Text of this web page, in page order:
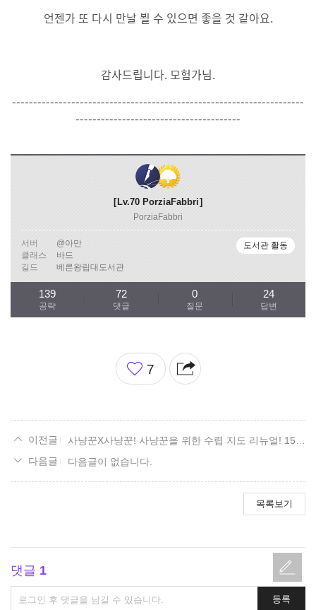
언젠가 또 다시 만날 뵐 수 있으면 좋을 것 같아요.
감사드립니다. 모험가님.
---------------------------------------------------------------------
---------------------------------------
Lv.70 PorziaFabbri
PorziaFabbri
서버
@아만
클래스
바드
길드
베른왕립대도서관
도서관 활동
공략
139
댓글
72
질문
0
답변
24
좋
아
7
사냥꾼X사냥꾼! 사냥꾼을 위한 수렵 지도 리뉴얼! 15. 볼다이크 편.
다음글이 없습니다.
목록보기
댓글 1
댓
등록